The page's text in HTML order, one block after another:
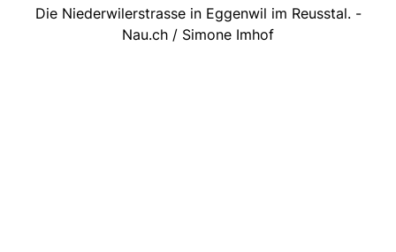
Die Niederwilerstrasse in Eggenwil im Reusstal. -
Nau.ch / Simone Imhof